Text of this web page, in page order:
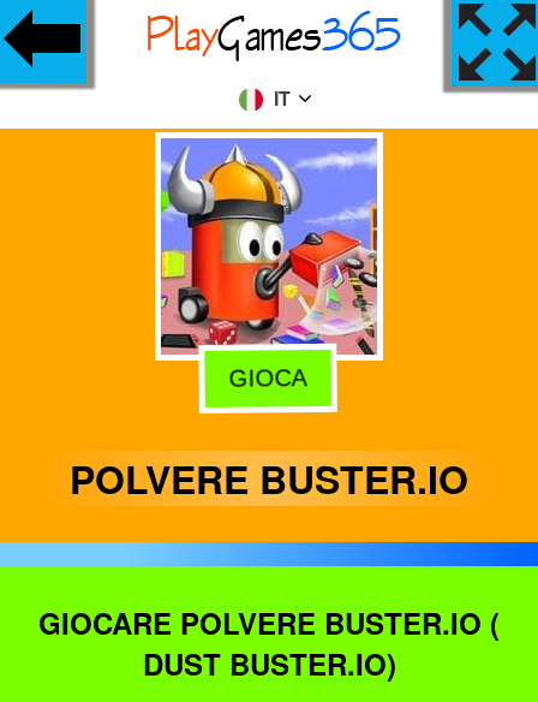
IT
GIOCA
POLVERE BUSTER.IO
GIOCARE POLVERE BUSTER.IO (
DUST BUSTER.IO)